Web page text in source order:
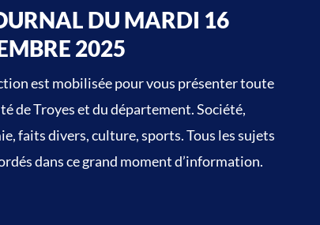
DU MARDI 16
2025
est mobilisée pour vous présenter toute
de Troyes et du département. Société,
faits divers, culture, sports. Tous les sujets
dans ce grand moment d’information.